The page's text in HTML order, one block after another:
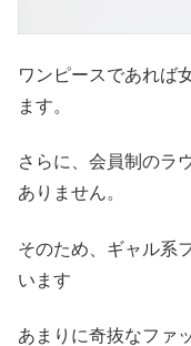
ワンピースであれば
ます。
さらに、会員制のラ
ありません。
そのため、ギャル系
います
あまりに奇抜なファ